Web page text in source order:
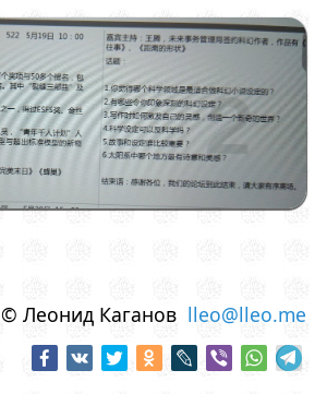
© Леонид Каганов lleo@lleo.me